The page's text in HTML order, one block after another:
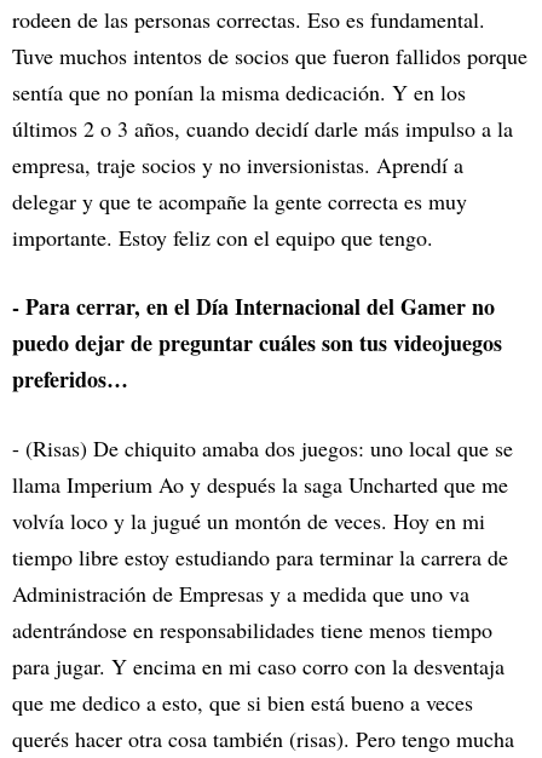
rodeen de las personas correctas. Eso es fundamental.
Tuve muchos intentos de socios que fueron fallidos porque
sentía que no ponían la misma dedicación. Y en los
últimos 2 o 3 años, cuando decidí darle más impulso a la
empresa, traje socios y no inversionistas. Aprendí a
delegar y que te acompañe la gente correcta es muy
importante. Estoy feliz con el equipo que tengo.
- Para cerrar, en el Día Internacional del Gamer no
puedo dejar de preguntar cuáles son tus videojuegos
preferidos…
- (Risas) De chiquito amaba dos juegos: uno local que se
llama Imperium Ao y después la saga Uncharted que me
volvía loco y la jugué un montón de veces. Hoy en mi
tiempo libre estoy estudiando para terminar la carrera de
Administración de Empresas y a medida que uno va
adentrándose en responsabilidades tiene menos tiempo
para jugar. Y encima en mi caso corro con la desventaja
que me dedico a esto, que si bien está bueno a veces
querés hacer otra cosa también (risas). Pero tengo mucha